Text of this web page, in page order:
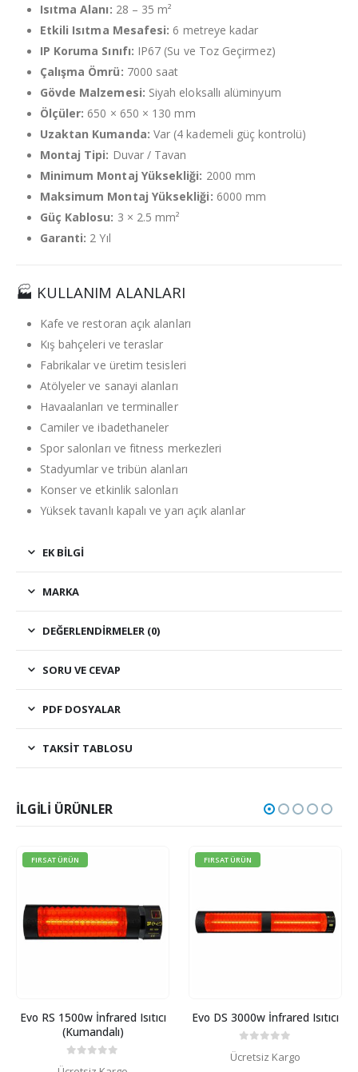
Isıtma Alanı: 28 – 35 m²
Etkili Isıtma Mesafesi: 6 metreye kadar
IP Koruma Sınıfı: IP67 (Su ve Toz Geçirmez)
Çalışma Ömrü: 7000 saat
Gövde Malzemesi: Siyah eloksallı alüminyum
Ölçüler: 650 × 650 × 130 mm
Uzaktan Kumanda: Var (4 kademeli güç kontrolü)
Montaj Tipi: Duvar / Tavan
Minimum Montaj Yüksekliği: 2000 mm
Maksimum Montaj Yüksekliği: 6000 mm
Güç Kablosu: 3 × 2.5 mm²
Garanti: 2 Yıl
🏭 KULLANIM ALANLARI
Kafe ve restoran açık alanları
Kış bahçeleri ve teraslar
Fabrikalar ve üretim tesisleri
Atölyeler ve sanayi alanları
Havaalanları ve terminaller
Camiler ve ibadethaneler
Spor salonları ve fitness merkezleri
Stadyumlar ve tribün alanları
Konser ve etkinlik salonları
Yüksek tavanlı kapalı ve yarı açık alanlar
EK BILGI
MARKA
DEĞERLENDIRMELER (0)
SORU VE CEVAP
PDF DOSYALAR
TAKSIT TABLOSU
İLGILI ÜRÜNLER
FIRSAT ÜRÜN
Evo RS 1500w İnfrared Isıtıcı
(Kumandalı)
FIRSAT ÜRÜN
Evo DS 3000w İnfrared Isıtıcı
Ücretsiz Kargo